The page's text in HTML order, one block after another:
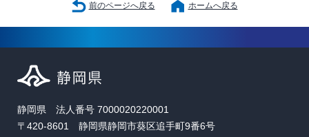
前のページへ戻る ホームへ戻る
静岡県 法人番号 7000020220001
〒420-8601 静岡県静岡市葵区追手町9番6号